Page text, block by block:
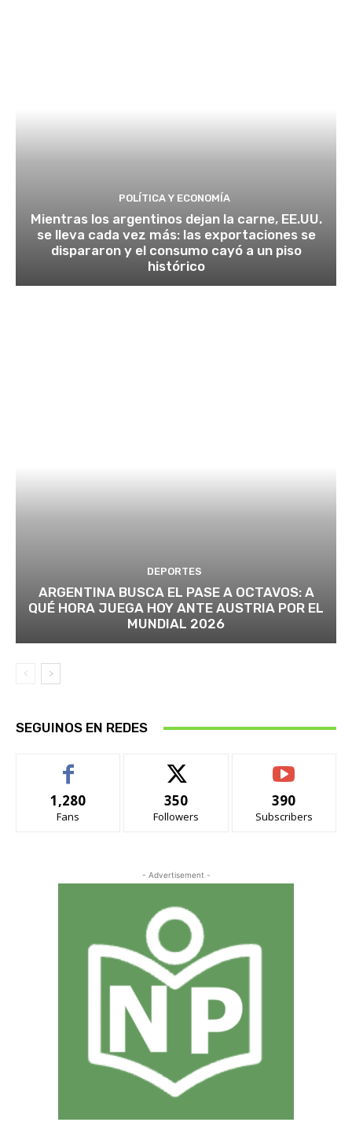
POLÍTICA Y ECONOMÍA
Mientras los argentinos dejan la carne, EE.UU.
se lleva cada vez más: las exportaciones se
dispararon y el consumo cayó a un piso
histórico
DEPORTES
ARGENTINA BUSCA EL PASE A OCTAVOS: A
QUÉ HORA JUEGA HOY ANTE AUSTRIA POR EL
MUNDIAL 2026
SEGUINOS EN REDES
1,280
Fans
350
Followers
390
Subscribers
- Advertisement -